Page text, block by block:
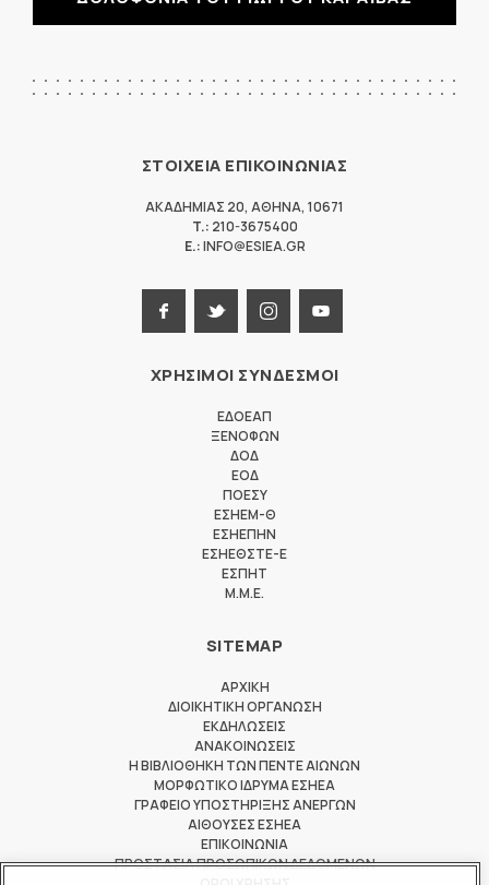
ΣΤΟΙΧΕΙΑ ΕΠΙΚΟΙΝΩΝΙΑΣ
ΑΚΑΔΗΜΙΑΣ 20, ΑΘΗΝΑ, 10671
T.: 210-3675400
E.:INFO@ESIEA.GR
ΧΡΗΣΙΜΟΙ ΣΥΝΔΕΣΜΟΙ
ΕΔΟΕΑΠ
ΞΕΝΟΦΩΝ
ΔΟΔ
ΕΟΔ
ΠΟΕΣΥ
ΕΣΗΕΜ-Θ
ΕΣΗΕΠΗΝ
ΕΣΗΕΘΣΤΕ-Ε
ΕΣΠΗΤ
M.M.E.
SITEMAP
ΑΡΧΙΚΗ
ΔΙΟΙΚΗΤΙΚΗ ΟΡΓΑΝΩΣΗ
ΕΚΔΗΛΩΣΕΙΣ
ΑΝΑΚΟΙΝΩΣΕΙΣ
Η ΒΙΒΛΙΟΘΗΚΗ ΤΩΝ ΠΕΝΤΕ ΑΙΩΝΩΝ
ΜΟΡΦΩΤΙΚΟ ΙΔΡΥΜΑ ΕΣΗΕΑ
ΓΡΑΦΕΙΟ ΥΠΟΣΤΗΡΙΞΗΣ ΑΝΕΡΓΩΝ
ΑΙΘΟΥΣΕΣ ΕΣΗΕΑ
ΕΠΙΚΟΙΝΩΝΙΑ
ΠΡΟΣΤΑΣΙΑ ΠΡΟΣΩΠΙΚΩΝ ΔΕΔΟΜΕΝΩΝ